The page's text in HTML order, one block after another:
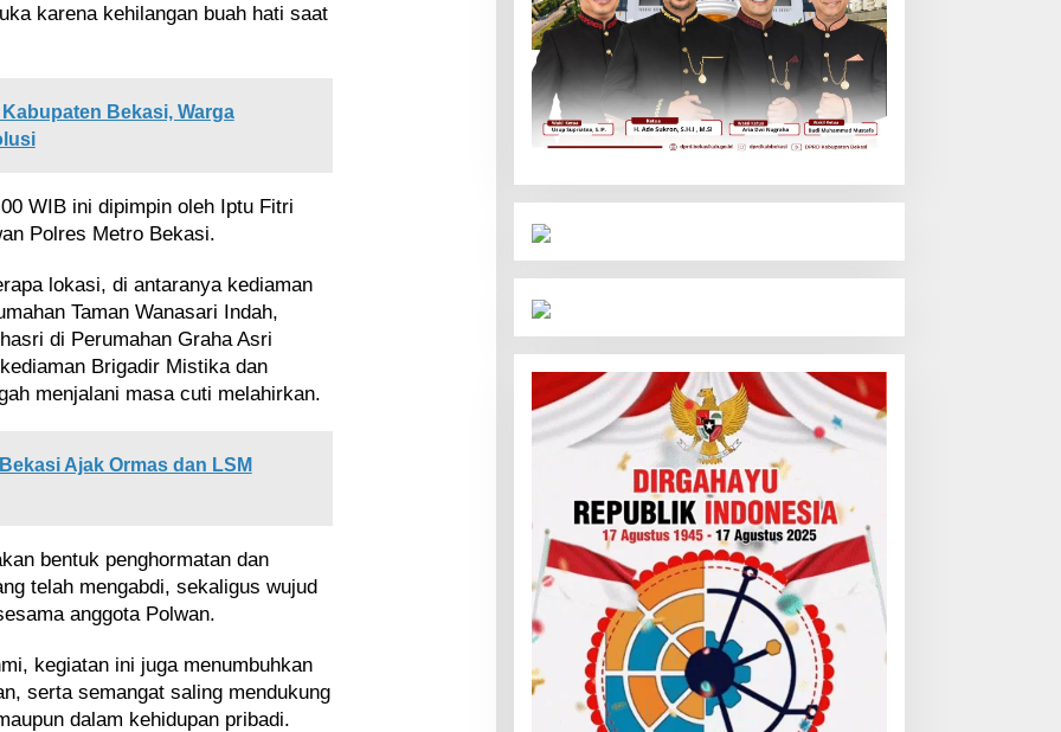
karena kehilangan buah hati saat
Bekasi, Warga
WIB ini dipimpin oleh Iptu Fitri
Polres Metro Bekasi.
lokasi, di antaranya kediaman
Taman Wanasari Indah,
di Perumahan Graha Asri
Brigadir Mistika dan
menjalani masa cuti melahirkan.
Ajak Ormas dan LSM
bentuk penghormatan dan
telah mengabdi, sekaligus wujud
anggota Polwan.
kegiatan ini juga menumbuhkan
serta semangat saling mendukung
dalam kehidupan pribadi.